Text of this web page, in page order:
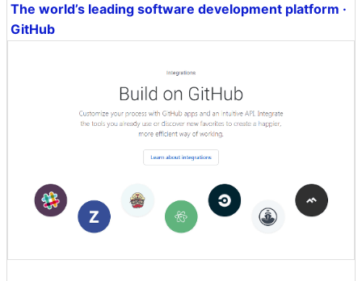
The world’s leading software development platform ·
GitHub